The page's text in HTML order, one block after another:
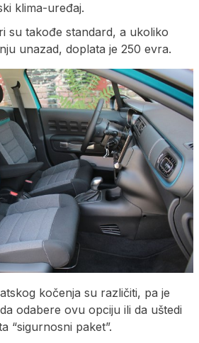
klima-uređaj.
su takođe standard, a ukoliko
unazad, doplata je 250 evra.
kočenja su različiti, pa je
odabere ovu opciju ili da uštedi
“sigurnosni paket”.